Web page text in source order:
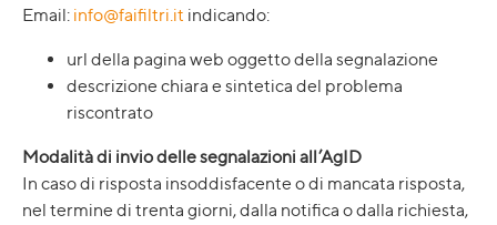
Email: info@faifiltri.it indicando:
url della pagina web oggetto della segnalazione
descrizione chiara e sintetica del problema
riscontrato
Modalità di invio delle segnalazioni all’AgID
In caso di risposta insoddisfacente o di mancata risposta,
nel termine di trenta giorni, dalla notifica o dalla richiesta,